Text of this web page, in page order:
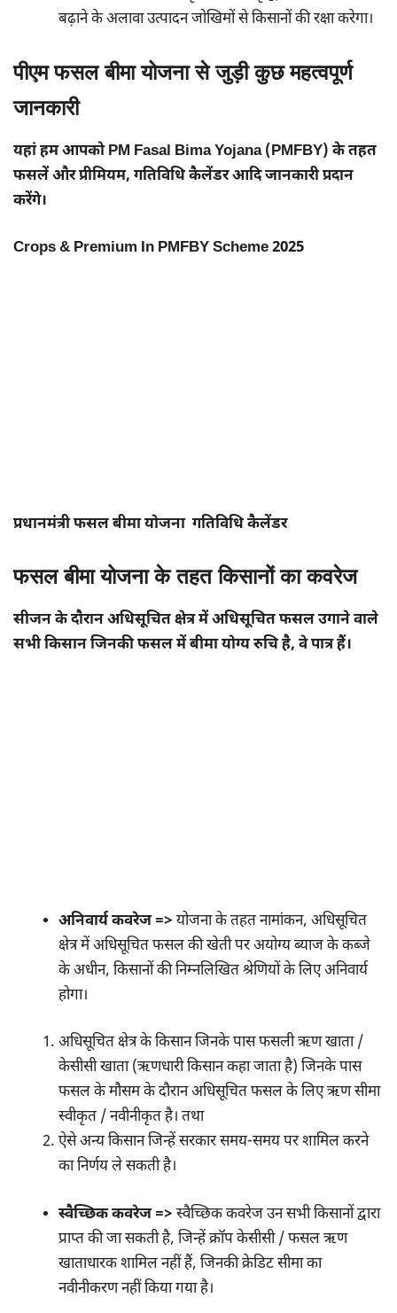
बढ़ाने के अलावा उत्पादन जोखिमों से किसानों की रक्षा करेगा।
पीएम फसल बीमा योजना से जुड़ी कुछ महत्वपूर्ण
जानकारी
यहां हम आपको PM Fasal Bima Yojana (PMFBY) के तहत
फसलें और प्रीमियम, गतिविधि कैलेंडर आदि जानकारी प्रदान
करेंगे।
Crops & Premium In PMFBY Scheme 2025
प्रधानमंत्री फसल बीमा योजना गतिविधि कैलेंडर
फसल बीमा योजना के तहत किसानों का कवरेज
सीजन के दौरान अधिसूचित क्षेत्र में अधिसूचित फसल उगाने वाले
सभी किसान जिनकी फसल में बीमा योग्य रुचि है, वे पात्र हैं।
अनिवार्य कवरेज => योजना के तहत नामांकन, अधिसूचित
क्षेत्र में अधिसूचित फसल की खेती पर अयोग्य ब्याज के कब्जे
के अधीन, किसानों की निम्नलिखित श्रेणियों के लिए अनिवार्य
होगा।
अधिसूचित क्षेत्र के किसान जिनके पास फसली ऋण खाता /
केसीसी खाता (ऋणधारी किसान कहा जाता है) जिनके पास
फसल के मौसम के दौरान अधिसूचित फसल के लिए ऋण सीमा
स्वीकृत / नवीनीकृत है। तथा
ऐसे अन्य किसान जिन्हें सरकार समय-समय पर शामिल करने
का निर्णय ले सकती है।
स्वैच्छिक कवरेज => स्वैच्छिक कवरेज उन सभी किसानों द्वारा
प्राप्त की जा सकती है, जिन्हें क्रॉप केसीसी / फसल ऋण
खाताधारक शामिल नहीं हैं, जिनकी क्रेडिट सीमा का
नवीनीकरण नहीं किया गया है।